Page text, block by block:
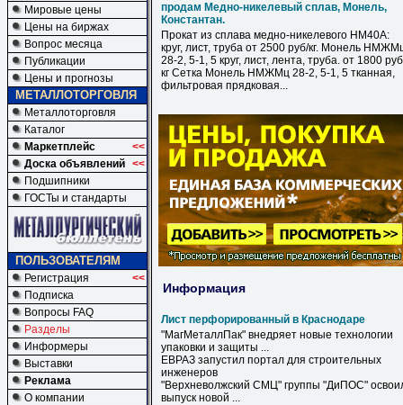
Мировые цены
Цены на биржах
Вопрос месяца
Публикации
Цены и прогнозы
МЕТАЛЛОТОРГОВЛЯ
Металлоторговля
Каталог
Маркетплейс
<<
Доска объявлений <<
Подшипники
ГОСТы и стандарты
ПОЛЬЗОВАТЕЛЯМ
Регистрация
<<
Подписка
Вопросы FAQ
Разделы
Информеры
Выставки
Реклама
О компании
продам Медно-никелевый сплав, Монель,
Константан.
Прокат из сплава медно-никелевого НМ40А:
круг, лист, труба от 2500 руб/кг. Монель
28-2, 5-1, 5 круг, лист, лента, труба. от 1800
кг Сетка Монель НМЖМц 28-2, 5-1, 5 тканная,
фильтровая прядковая...
Информация
Лист перфорированный в Краснодаре
"МагМеталлПак" внедряет новые технологии
упаковки и защиты ...
ЕВРАЗ запустил портал для строительных
инженеров
"Верхневолжский СМЦ" группы "ДиПОС"
выпуск новой ...